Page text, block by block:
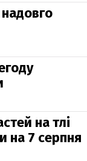
на тлі
на 7 серпня